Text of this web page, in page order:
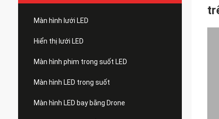
Màn hình lưới LED
Hiển thị lưới LED
Màn hình phim trong suốt LED
Màn hình LED trong suốt
Màn hình LED bay bằng Drone